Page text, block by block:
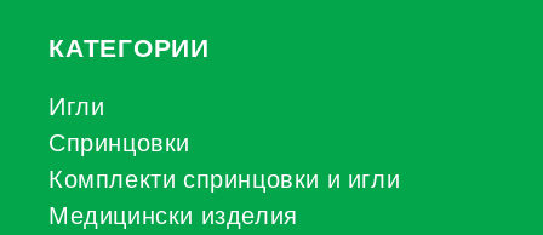
КАТЕГОРИИ
Игли
Спринцовки
Комплекти спринцовки и игли
Медицински изделия